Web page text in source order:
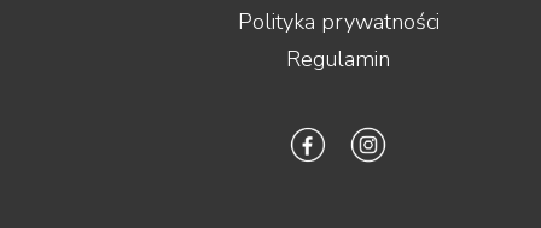
Polityka prywatności
Regulamin